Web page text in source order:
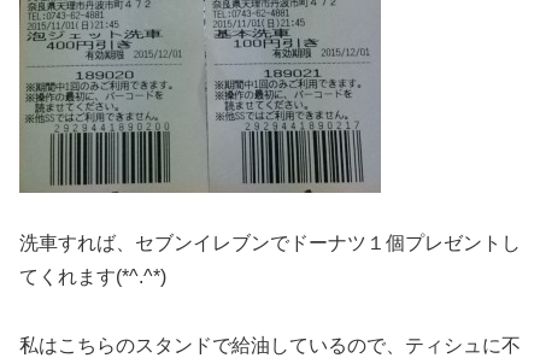
洗車すれば、セブンイレブンでドーナツ１個プレゼントし
てくれます(*^.^*)
私はこちらのスタンドで給油しているので、ティシュに不